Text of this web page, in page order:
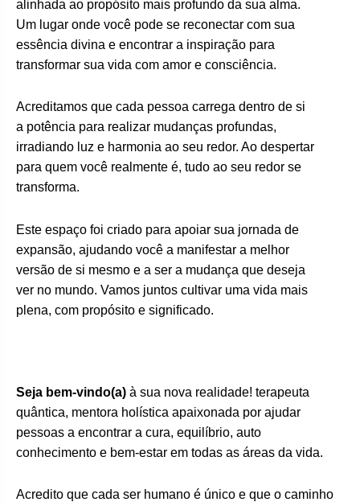
alinhada ao propósito mais profundo da sua alma.
Um lugar onde você pode se reconectar com sua
essência divina e encontrar a inspiração para
transformar sua vida com amor e consciência.
Acreditamos que cada pessoa carrega dentro de si
a potência para realizar mudanças profundas,
irradiando luz e harmonia ao seu redor. Ao despertar
para quem você realmente é, tudo ao seu redor se
transforma.
Este espaço foi criado para apoiar sua jornada de
expansão, ajudando você a manifestar a melhor
versão de si mesmo e a ser a mudança que deseja
ver no mundo. Vamos juntos cultivar uma vida mais
plena, com propósito e significado.
Seja bem-vindo(a) à sua nova realidade! terapeuta
quântica, mentora holística apaixonada por ajudar
pessoas a encontrar a cura, equilíbrio, auto
conhecimento e bem-estar em todas as áreas da vida.
Acredito que cada ser humano é único e que o caminho